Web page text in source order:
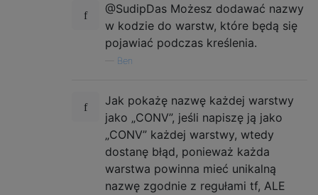
@SudipDas Możesz dodawać nazwy
w kodzie do warstw, które będą się
pojawiać podczas kreślenia.
Ben
Jak pokażę nazwę każdej warstwy
jako „CONV”, jeśli napiszę ją jako
„CONV” każdej warstwy, wtedy
dostanę błąd, ponieważ każda
warstwa powinna mieć unikalną
nazwę zgodnie z regułami tf, ALE